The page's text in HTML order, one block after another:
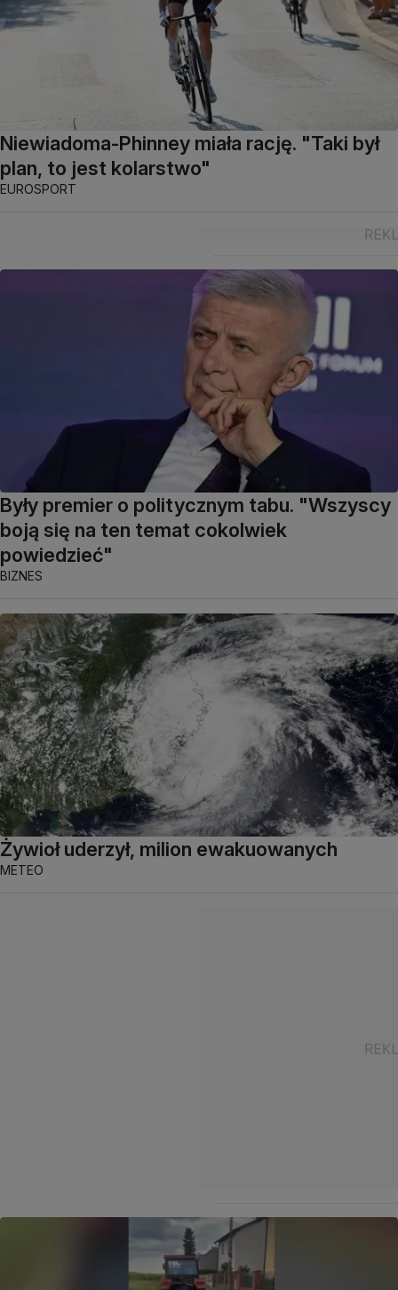
Niewiadoma-Phinney miała rację. "Taki był
plan, to jest kolarstwo"
EUROSPORT
Były premier o politycznym tabu. "Wszyscy
boją się na ten temat cokolwiek
powiedzieć"
BIZNES
Żywioł uderzył, milion ewakuowanych
METEO